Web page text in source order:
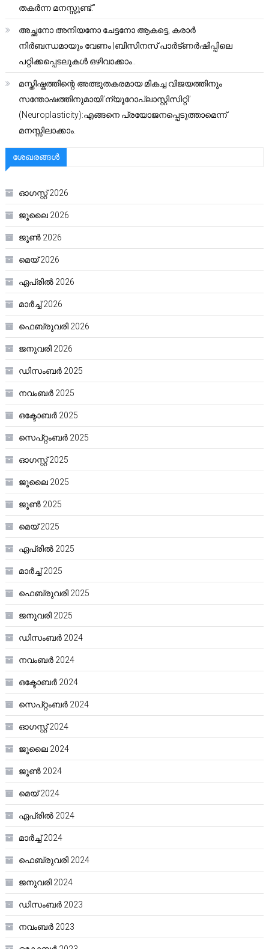
തകർന്ന മനസ്സുണ്ട്.”
അച്ഛനോ അനിയനോ ചേട്ടനോ ആകട്ടെ, കരാർ
നിർബന്ധമായും വേണം |ബിസിനസ് പാർട്ണർഷിപ്പിലെ
പറ്റിക്കപ്പെടലുകൾ ഒഴിവാക്കാം..
മസ്തിഷ്കത്തിന്റെ അത്ഭുതകരമായ മികച്ച വിജയത്തിനും
സന്തോഷത്തിനുമായി’ന്യൂറോപ്ലാസ്റ്റിസിറ്റി’
(Neuroplasticity):എങ്ങനെ പ്രയോജനപ്പെടുത്താമെന്ന്
മനസ്സിലാക്കാം.
ശേഖരങ്ങൾ
ഓഗസ്റ്റ്‌ 2026
ജൂലൈ 2026
ജൂൺ 2026
മെയ്‌ 2026
ഏപ്രിൽ 2026
മാർച്ച്‌ 2026
ഫെബ്രുവരി 2026
ജനുവരി 2026
ഡിസംബർ 2025
നവംബർ 2025
ഒക്ടോബർ 2025
സെപ്റ്റംബർ 2025
ഓഗസ്റ്റ്‌ 2025
ജൂലൈ 2025
ജൂൺ 2025
മെയ്‌ 2025
ഏപ്രിൽ 2025
മാർച്ച്‌ 2025
ഫെബ്രുവരി 2025
ജനുവരി 2025
ഡിസംബർ 2024
നവംബർ 2024
ഒക്ടോബർ 2024
സെപ്റ്റംബർ 2024
ഓഗസ്റ്റ്‌ 2024
ജൂലൈ 2024
ജൂൺ 2024
മെയ്‌ 2024
ഏപ്രിൽ 2024
മാർച്ച്‌ 2024
ഫെബ്രുവരി 2024
ജനുവരി 2024
ഡിസംബർ 2023
നവംബർ 2023